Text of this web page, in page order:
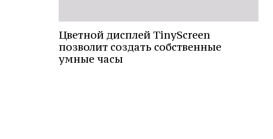
Цветной дисплей TinyScreen
позволит создать собственные
умные часы